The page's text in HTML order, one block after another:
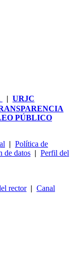
| URJC
PÚBLICO
| Política de
de datos | Perfil del
rector| Canal